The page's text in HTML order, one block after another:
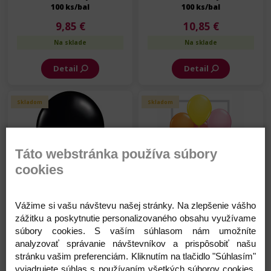
100 ks/bal
9,85 €
Na sklade
Detail
100 ks/bal
10,85 €
Na sklade
Detail
Skladom
100 ks/bal
10,85 €
Na sklade
Detail
Skladom
Assortment - 13 cm - mix -
100 ks/bal
9,85 €
Na sklade
Detail
Táto webstránka používa súbory
cookies
Vážime si vašu návštevu našej stránky. Na zlepšenie vášho
zážitku a poskytnutie personalizovaného obsahu využívame
súbory cookies. S vaším súhlasom nám umožníte
analyzovať správanie návštevníkov a prispôsobiť našu
stránku vašim preferenciám. Kliknutím na tlačidlo "Súhlasím"
vyjadrujete súhlas s používaním všetkých súborov cookies.